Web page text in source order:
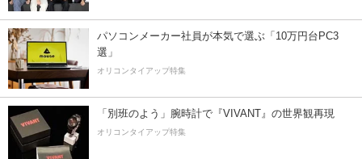
パソコンメーカー社員が本気で選ぶ「10万円台PC3
選」
オリコンタイアップ特集
「別班のよう」腕時計で『VIVANT』の世界観再現
オリコンタイアップ特集